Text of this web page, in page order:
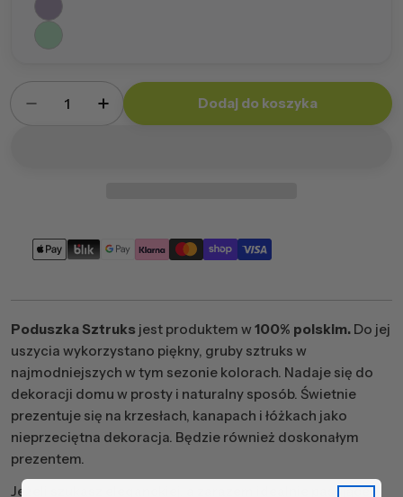
Ilość
Zmniejsz ilość dla Poduszka kwadratowa
Zwiększ ilość dla Poduszka
Dodaj do koszyka
Metody
Poduszka Sztruks jest produktem w 100% polskim. Do jej
uszycia wykorzystano piękny, gruby sztruks w
najmodniejszych w tym sezonie kolorach. Nadaje się do
dekoracji domu w prosty i naturalny sposób. Świetnie
prezentuje się na krzesłach, kanapach i łóżkach jako
nieprzeciętna dekoracja. Będzie również doskonałym
prezentem.
Jeżeli szukasz eleganckiej, a zarazem idealnie pasującej